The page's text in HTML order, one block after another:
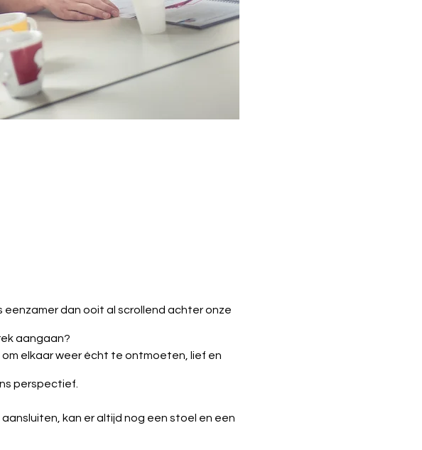
dan ooit al scrollend achter onze
aangaan?
elkaar weer écht te ontmoeten, lief en
perspectief.
kan er altijd nog een stoel en een